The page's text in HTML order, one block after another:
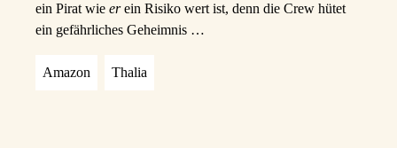
ein Pirat wie erein Risiko wert ist, denn die Crew hütet
ein gefährliches Geheimnis …
Amazon Thalia